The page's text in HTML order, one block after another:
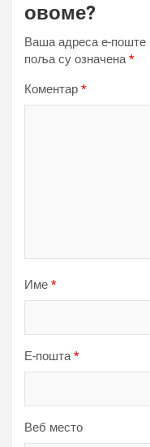
овоме?
Ваша адреса е-поште
поља су означена*
Коментар *
Име *
Е-пошта*
Веб место